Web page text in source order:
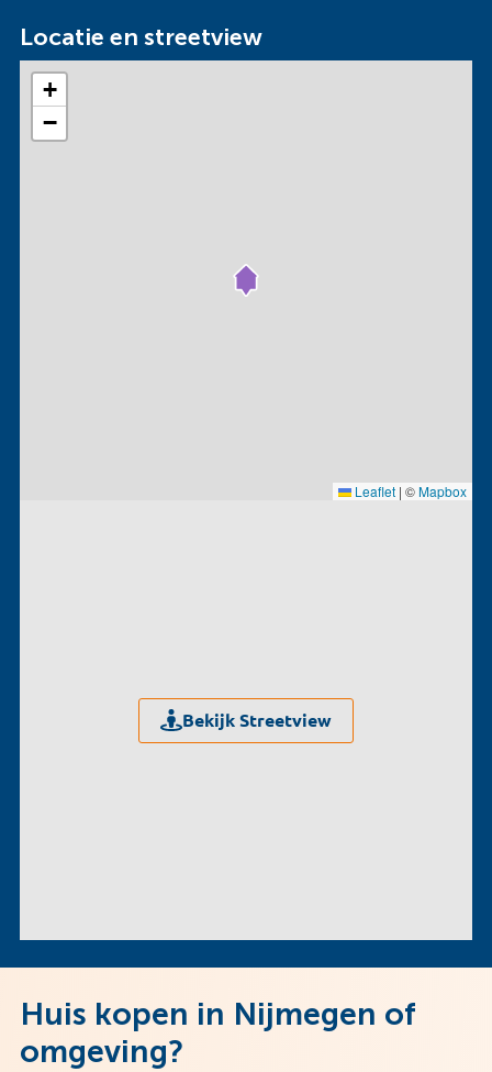
Locatie en streetview
+
−
Leaflet | ©Mapbox
Bekijk Streetview
Huis kopen in Nijmegen of
omgeving?